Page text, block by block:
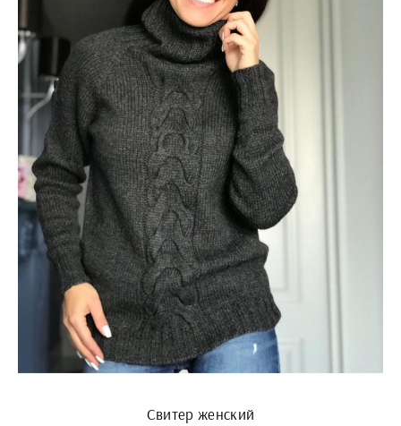
Свитер женский